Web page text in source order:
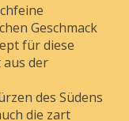
Geschmack
für diese
der
des Südens
die zart